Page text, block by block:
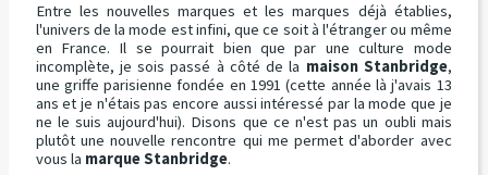
Entre les nouvelles marques et les marques déjà établies,
l'univers de la mode est infini, que ce soit à l'étranger ou même
en France. Il se pourrait bien que par une culture mode
incomplète, je sois passé à côté de la maison Stanbridge,
une griffe parisienne fondée en 1991 (cette année là j'avais 13
ans et je n'étais pas encore aussi intéressé par la mode que je
ne le suis aujourd'hui). Disons que ce n'est pas un oubli mais
plutôt une nouvelle rencontre qui me permet d'aborder avec
vous la marqueStanbridge.